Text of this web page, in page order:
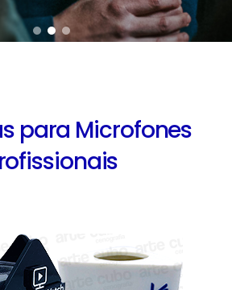
para Microfones